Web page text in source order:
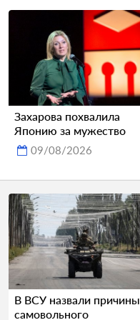
Захарова похвалила
Японию за мужество
09/08/2026
В ВСУ назвали причины
самовольного